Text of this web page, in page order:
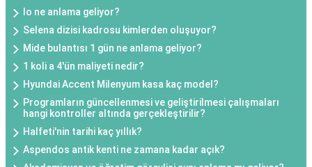
Io ne anlama geliyor?
Selena dizisi kadrosu kimlerden oluşuyor?
Mide bulantısı 1 gün ne anlama geliyor?
1 koli a 4'ün maliyeti nedir?
Hyundai Accent Milenyum kasa kaç model?
Programların güncellenmesi ve geliştirilmesi çalışmaları
hangi kontroller altında gerçekleştirilir?
Halfeti'nin tarihi kaç yıllık?
Aspendos antik kenti ne zamana kadar açık?